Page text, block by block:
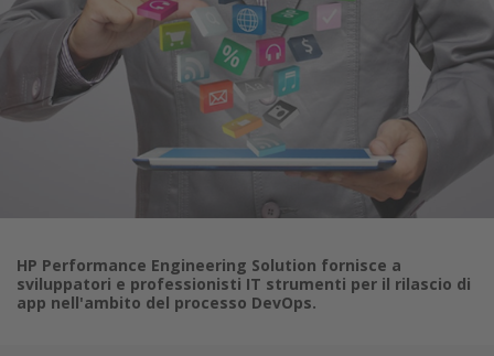
HP Performance Engineering Solution fornisce a
sviluppatori e professionisti IT strumenti per il rilascio di
app nell'ambito del processo DevOps.